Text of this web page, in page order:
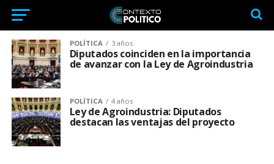
POLÍTICA 3 años
Diputados coinciden en la importancia
de avanzar con la Ley de Agroindustria
POLÍTICA 4 años
Ley de Agroindustria: Diputados
destacan las ventajas del proyecto